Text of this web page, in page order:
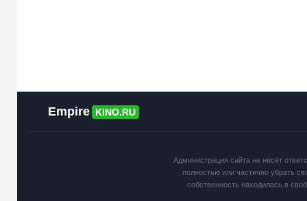
Empire KINO.RU
Администрация сайта не несёт
полностью или частично убрать
собственность находилась в